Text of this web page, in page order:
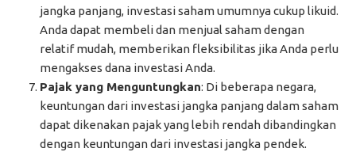
jangka panjang, investasi saham umumnya cukup likuid.
Anda dapat membeli dan menjual saham dengan
relatif mudah, memberikan fleksibilitas jika Anda perlu
mengakses dana investasi Anda.
Pajak yang Menguntungkan: Di beberapa negara,
keuntungan dari investasi jangka panjang dalam saham
dapat dikenakan pajak yang lebih rendah dibandingkan
dengan keuntungan dari investasi jangka pendek.